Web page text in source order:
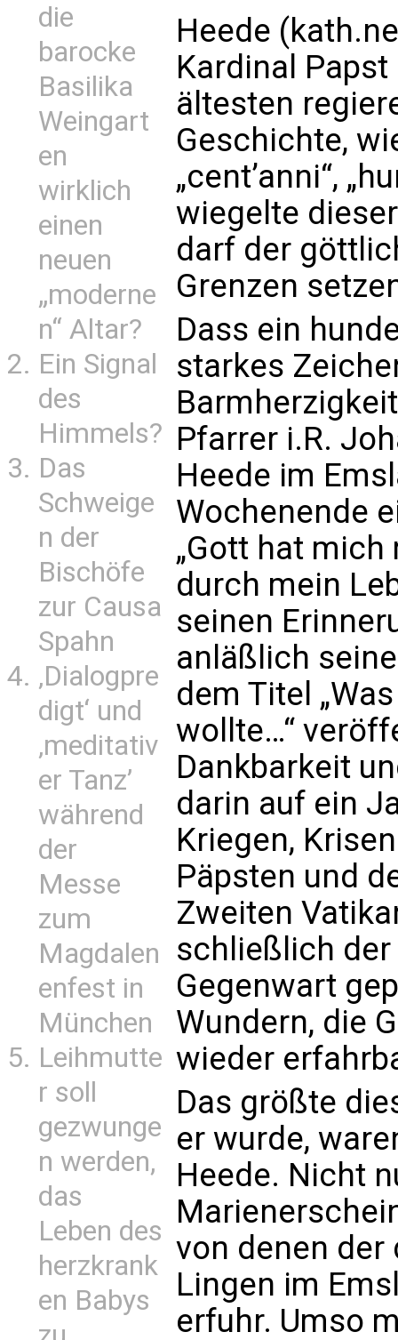
die
barocke
Basilika
Weingart
en
wirklich
einen
neuen
„moderne
n“ Altar?
Ein Signal
des
Himmels?
Das
Schweige
n der
Bischöfe
zur Causa
Spahn
‚Dialogpre
digt‘ und
‚meditativ
er Tanz’
während
der
Messe
zum
Magdalen
enfest in
München
Leihmutte
r soll
gezwunge
n werden,
das
Leben des
herzkrank
en Babys
Heede
Kardinal
ältesten
Geschichte,
„cent’anni“,
wiegelte
darf der
Grenzen
Dass ein
starkes
Pfarrer i.R.
Heede im
Wochenende
„Gott hat
durch mein
seinen
anläßlich
dem Titel
wollte…“
Dankbarkeit
darin auf ein
Kriegen,
Päpsten und
Zweiten
schließlich
Gegenwart
Wundern, die
wieder
Das größte
er wurde,
Heede. Nicht
von denen der
Lingen im
erfuhr. Umso